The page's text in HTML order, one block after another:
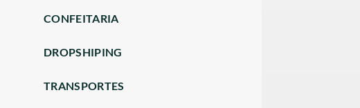
CONFEITARIA
DROPSHIPING
TRANSPORTES